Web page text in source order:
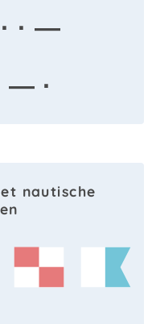
· · —
— ·
nautische